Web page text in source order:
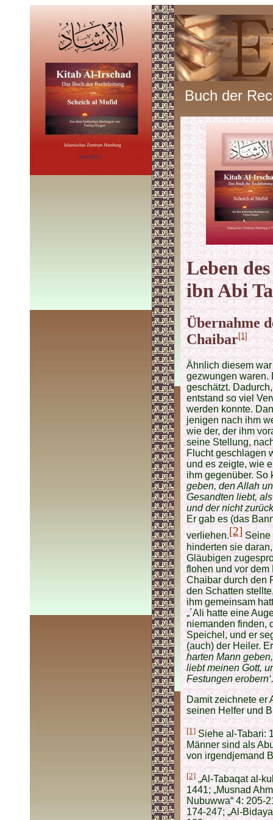
Buch der
Leben
ibn Abi
Übernahme
Chaibar[1]
Ähnlich diesem
gezwungen waren.
geschätzt.
entstand so viel
werden konnte.
jenigen nach ihm
wie der, der ihm
seine Stellung,
Flucht geschlagen
und es zeigte, wie
ihm gegenüber. So
geben, den Allah
Gesandten liebt,
und der nicht
Er gab es (das
verliehen.[2]Seine
hinderten sie
Gläubigen
flohen und vor dem
Chaibar durch den
den Schatten
ihm gemeinsam
„´Ali hatte eine
niemanden finden,
Speichel, und er
(auch) der Heiler.
harten Mann
liebt meinen Gott,
Festungen erobern‘.
Damit zeichnete er
seinen Helfer und
[1]Siehe al-Tabari:
Männer sind als
von irgendjemand
[2]„Al-Tabaqat al-
1441; „Musnad
Nubuwwa“ 4: 205-
174-247; „Al-